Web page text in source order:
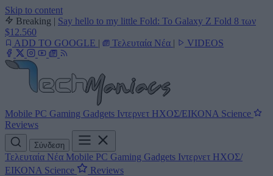
Skip to content
Breaking | Say hello to my little Fold: Το Galaxy Z Fold 8 των
$12.560
ADD TO GOOGLE | Τελευταία Νέα | VIDEOS
Mobile PC Gaming Gadgets Ιντερνετ ΗΧΟΣ/ΕΙΚΟΝΑ Science
Reviews
Σύνδεση
Τελευταία Νέα Mobile PC Gaming Gadgets Ιντερνετ ΗΧΟΣ/
ΕΙΚΟΝΑ Science Reviews